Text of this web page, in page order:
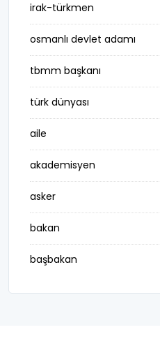
irak-türkmen
osmanlı devlet adamı
tbmm başkanı
türk dünyası
aile
akademisyen
asker
bakan
başbakan
belediye başkanı